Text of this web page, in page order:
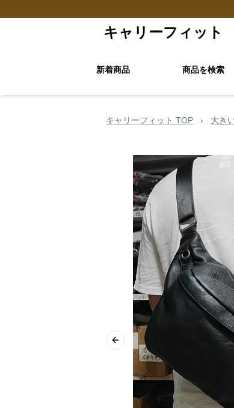
キャリーフィット
新着商品 商品を検索
キャリーフィット TOP › 大き
Previous slide